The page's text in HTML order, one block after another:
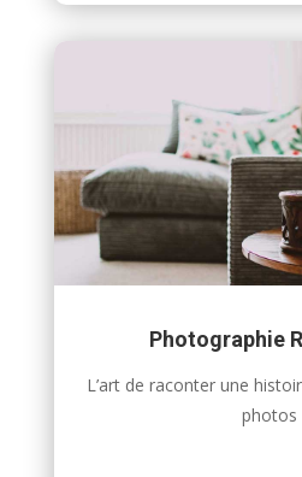
Photographie
L’art de raconter une
photos